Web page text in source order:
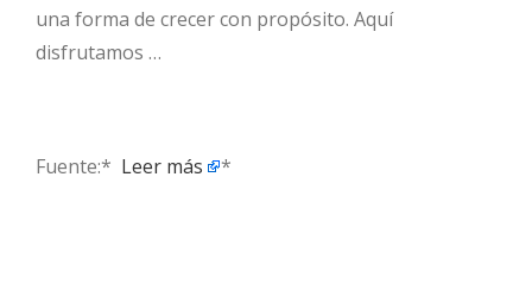
una forma de crecer con propósito. Aquí
disfrutamos …
Fuente:* ​ Leer más *